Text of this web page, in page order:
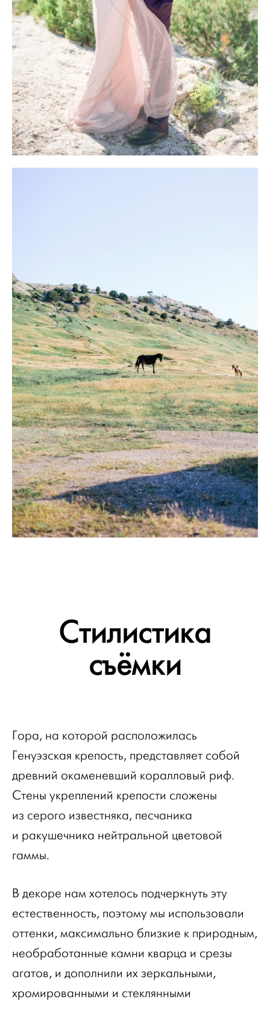
Стилистика
съёмки
Гора, на которой расположилась
Генуэзская крепость, представляет собой
древний окаменевший коралловый риф.
Стены укреплений крепости сложены
из серого известняка, песчаника
и ракушечника нейтральной цветовой
гаммы.
В декоре нам хотелось подчеркнуть эту
естественность, поэтому мы использовали
оттенки, максимально близкие к природным,
необработанные камни кварца и срезы
агатов, и дополнили их зеркальными,
хромированными и стеклянными